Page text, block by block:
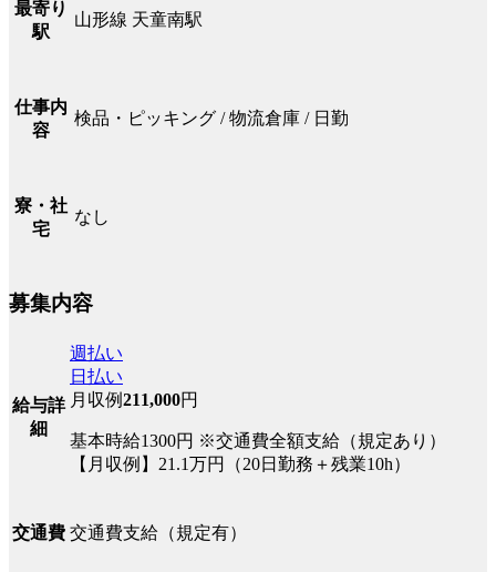
最寄り
駅
山形線 天童南駅
仕事内
容
検品・ピッキング / 物流倉庫 / 日勤
寮・社
宅
なし
募集内容
給与詳
細
週払い
日払い
月収例211,000円
基本時給1300円 ※交通費全額支給（規定あり）
【月収例】21.1万円（20日勤務＋残業10h）
交通費 交通費支給（規定有）